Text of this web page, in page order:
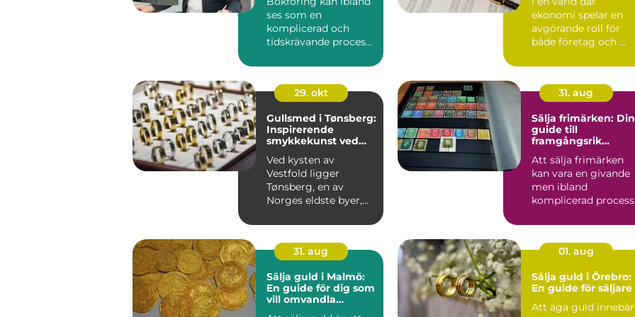
ses som en
komplicerad och
tidskrävande process,
ekonomi spelar en
avgörande roll för
både företag och ...
29. okt
Gullsmed i Tønsberg:
Inspirerende
smykkekunst ved
Ved kysten av
Vestfold ligger
Tønsberg, en av
Norges eldste byer,
rike h...
31. aug
Sälja frimärken: Din
guide till
framgångsrik
Att sälja frimärken
kan vara en givande
men ibland
komplicerad
31. aug
Sälja guld i Malmö:
En guide för dig som
vill omvandla
01. aug
Sälja guld i Örebro:
En guide för säljare
Att äga guld innebär